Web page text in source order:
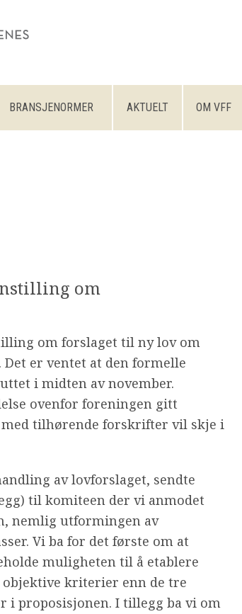
BRANSJENORMER AKTUELT OM VFF
om
om forslaget til ny lov om
Det er ventet at den formelle
i midten av november.
ovenfor foreningen gitt
tilhørende forskrifter vil skje i
av lovforslaget, sendte
til komiteen der vi anmodet
nemlig utformingen av
Vi ba for det første om at
muligheten til å etablere
objektive kriterier enn de tre
i proposisjonen. I tillegg ba vi om